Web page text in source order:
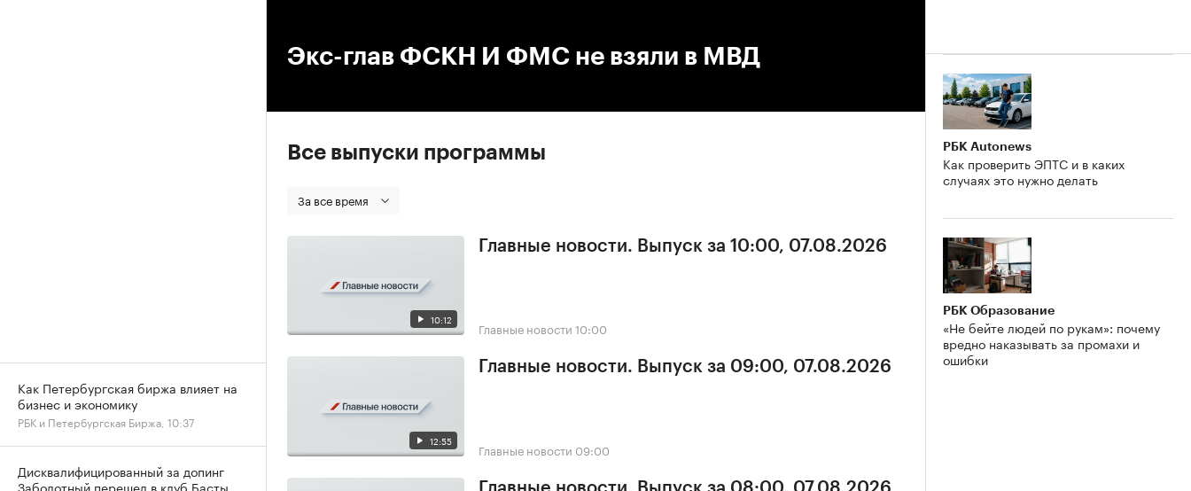
Экс-глав ФСКН И ФМС не взяли в МВД
Все выпуски программы
За все время
10:12
Главные новости. Выпуск за 10:00, 07.08.2026
Главные новости 10:00
12:55
Главные новости. Выпуск за 09:00, 07.08.2026
Главные новости 09:00
РБК Autonews
Как проверить ЭПТС и в каких
случаях это нужно делать
РБК Образование
«Не бейте людей по рукам»: почему
вредно наказывать за промахи и
ошибки
Как Петербургская биржа влияет на
бизнес и экономику
РБК и Петербургская Биржа, 10:37
Дисквалифицированный за допинг
Заболотный перешел в клуб Басты